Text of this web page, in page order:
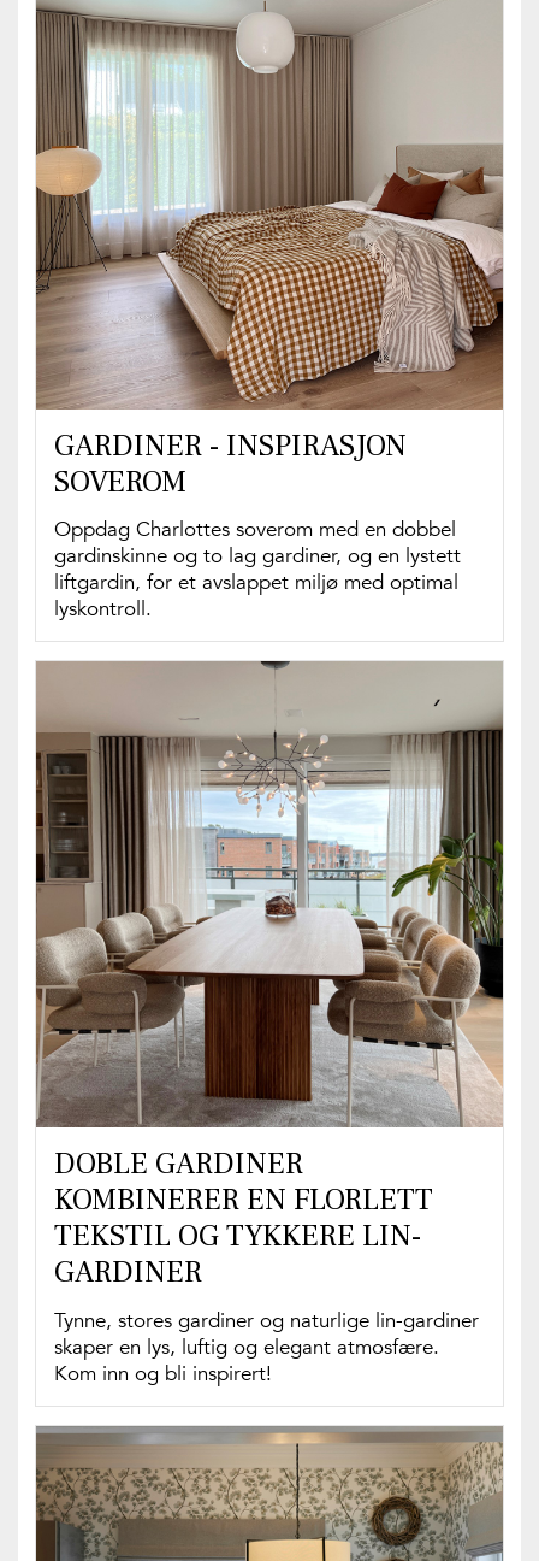
GARDINER - INSPIRASJON
SOVEROM
Oppdag Charlottes soverom med en dobbel
gardinskinne og to lag gardiner, og en lystett
liftgardin, for et avslappet miljø med optimal
lyskontroll.
DOBLE GARDINER
KOMBINERER EN FLORLETT
TEKSTIL OG TYKKERE LIN-
GARDINER
Tynne, stores gardiner og naturlige lin-gardiner
skaper en lys, luftig og elegant atmosfære.
Kom inn og bli inspirert!